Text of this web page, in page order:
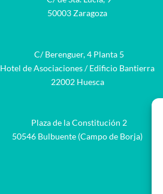
50003 Zaragoza
C/ Berenguer, 4 Planta 5
Hotel de Asociaciones / Edificio Bantierra
22002 Huesca
Plaza de la Constitución 2
50546 Bulbuente (Campo de Borja)